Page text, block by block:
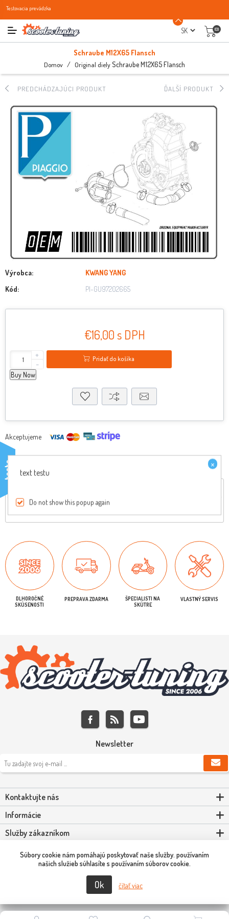
Testovacia prevádzka
(0)
Schraube M12X65 Flansch
Domov / Original dielySchraube M12X65 Flansch
PREDCHÁDZAJÚCI PRODUKT ĎALŠÍ PRODUKT
Výrobca:
KWANG YANG
Kód:
PI-GU97202665
€16,00 s DPH
+
-
Pridať do košíka
Buy Now
Akceptujeme
Originálny diel, pre viac informácií nás kontaktujte
DLHOROČNÉ
SKÚSENOSTI
PREPRAVA ZDARMA
ŠPECIALISTI NA
SKÚTRE
VLASTNÝ SERVIS
Newsletter
Kontaktujte nás
Informácie
Služby zákazníkom
Môj účet
Copyright © 2026 Scooter-Tuning SK. Všetky práva vyhradené.
testo
Súbory cookie nám pomáhajú poskytovať naše služby. používaním
našich služieb súhlasíte s používaním súborov cookie.
Ok čítať viac
×
text testu
Do not show this popup again